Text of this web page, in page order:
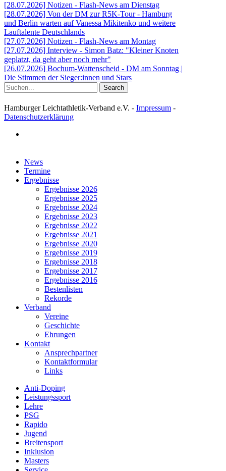
[28.07.2026] Notizen - Flash-News am Dienstag
[28.07.2026] Von der DM zur R5K-Tour - Hamburg
und Berlin warten auf Vanessa Mikitenko und weitere
Lauftalente Deutschlands
[27.07.2026] Notizen - Flash-News am Montag
[27.07.2026] Interview - Simon Batz: "Kleiner Knoten
geplatzt, da geht aber noch mehr"
[26.07.2026] Bochum-Wattenscheid - DM am Sonntag |
Die Stimmen der Sieger:innen und Stars
Search
Hamburger Leichtathletik-Verband e.V. - Impressum -
Datenschutzerklärung
Close
Menu
News
Termine
Ergebnisse
Ergebnisse 2026
Ergebnisse 2025
Ergebnisse 2024
Ergebnisse 2023
Ergebnisse 2022
Ergebnisse 2021
Ergebnisse 2020
Ergebnisse 2019
Ergebnisse 2018
Ergebnisse 2017
Ergebnisse 2016
Bestenlisten
Rekorde
Verband
Vereine
Geschichte
Ehrungen
Kontakt
Ansprechpartner
Kontaktformular
Links
Anti-Doping
Leistungssport
Lehre
PSG
Rapido
Jugend
Breitensport
Inklusion
Masters